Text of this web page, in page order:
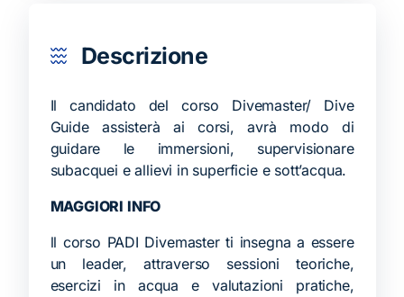
Descrizione
Il candidato del corso Divemaster/ Dive
Guide assisterà ai corsi, avrà modo di
guidare le immersioni, supervisionare
subacquei e allievi in superficie e sott’acqua.
MAGGIORI INFO
ll corso PADI Divemaster ti insegna a essere
un leader, attraverso sessioni teoriche,
esercizi in acqua e valutazioni pratiche,